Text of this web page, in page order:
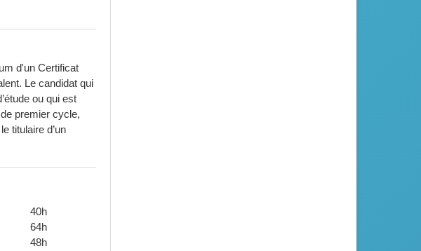
d'un Certificat
Le candidat qui
ou qui est
premier cycle,
titulaire d’un
40h
64h
48h